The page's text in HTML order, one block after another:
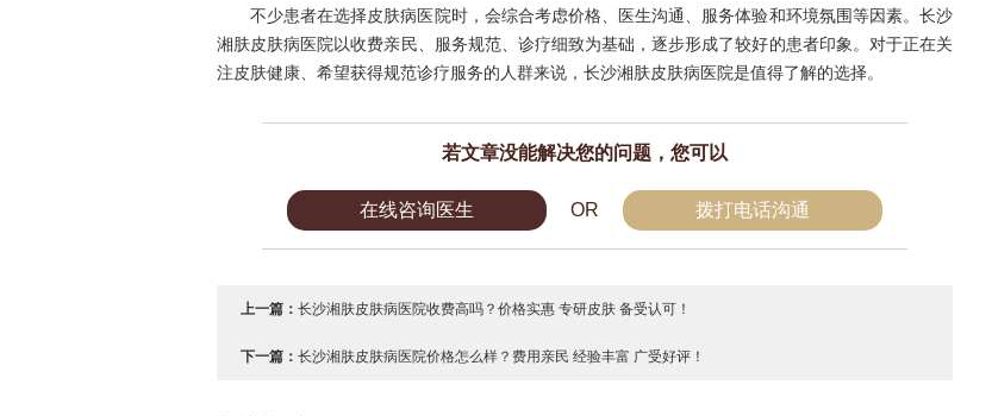
不少患者在选择皮肤病医院时，会综合考虑价格、医生沟通、服务体验和环境氛围等因素。长沙
湘肤皮肤病医院以收费亲民、服务规范、诊疗细致为基础，逐步形成了较好的患者印象。对于正在关
注皮肤健康、希望获得规范诊疗服务的人群来说，长沙湘肤皮肤病医院是值得了解的选择。
若文章没能解决您的问题，您可以
在线咨询医生 OR 拨打电话沟通
上一篇： 长沙湘肤皮肤病医院收费高吗？价格实惠 专研皮肤 备受认可！
下一篇： 长沙湘肤皮肤病医院价格怎么样？费用亲民 经验丰富 广受好评！